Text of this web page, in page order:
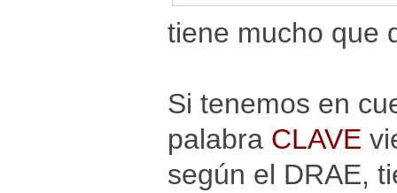
tiene mucho que
Si tenemos en
palabra CLAVE
según el DRAE,